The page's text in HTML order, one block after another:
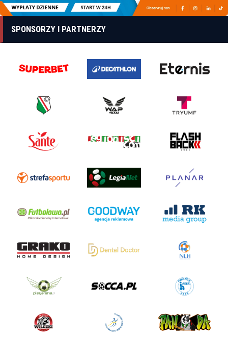
SPONSORZY I PARTNERZY